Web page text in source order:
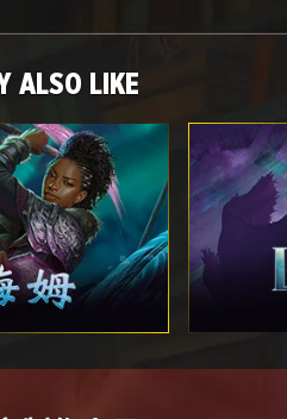
ALSO LIKE